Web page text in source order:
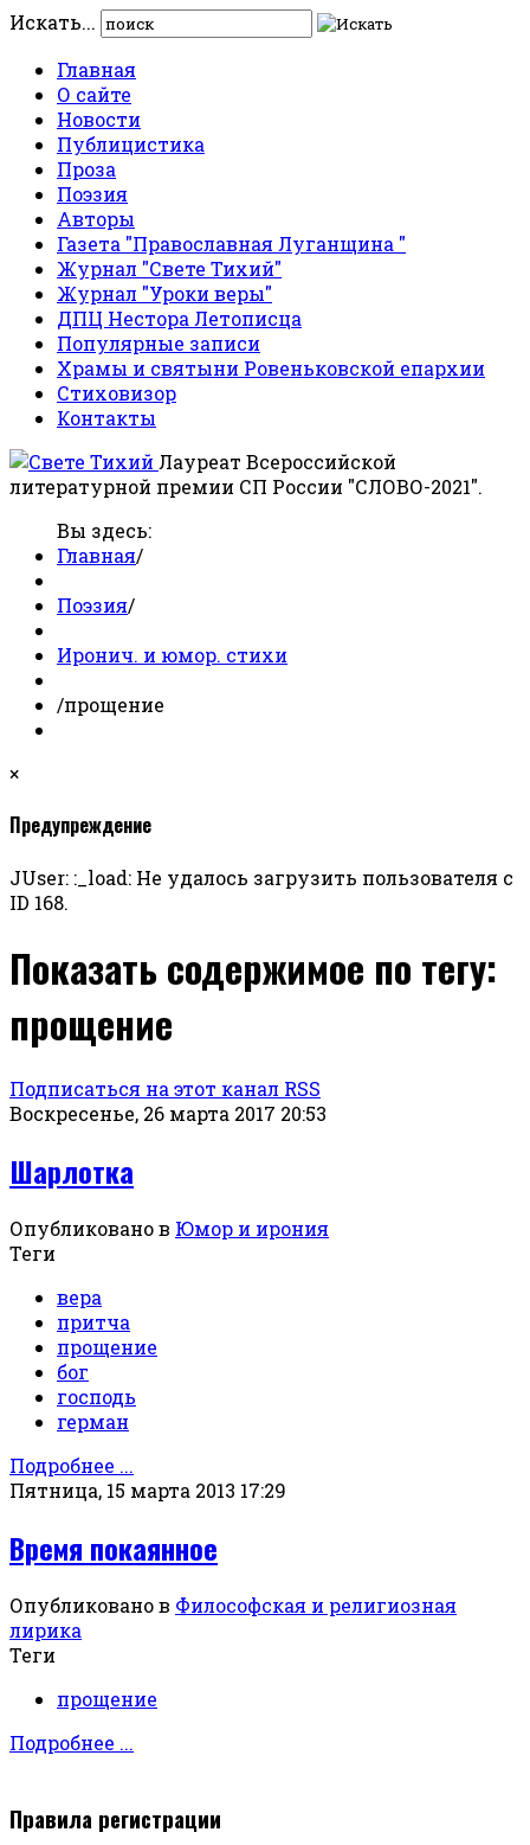
Искать...
Главная
О сайте
Новости
Публицистика
Проза
Поэзия
Авторы
Газета "Православная Луганщина "
Журнал "Свете Тихий"
Журнал "Уроки веры"
ДПЦ Нестора Летописца
Популярные записи
Храмы и святыни Ровеньковской епархии
Стиховизор
Контакты
Лауреат Всероссийской
литературной премии СП России "СЛОВО-2021".
Вы здесь:
Главная/
Поэзия/
Иронич. и юмор. стихи
/прощение
×
Предупреждение
JUser: :_load: Не удалось загрузить пользователя с
ID 168.
Показать содержимое по тегу:
прощение
Подписаться на этот канал RSS
Воскресенье, 26 марта 2017 20:53
Шарлотка
Опубликовано в Юмор и ирония
Теги
вера
притча
прощение
бог
господь
герман
Подробнее ...
Пятница, 15 марта 2013 17:29
Время покаянное
Опубликовано в Философская и религиозная
лирика
Теги
прощение
Подробнее ...
Правила регистрации